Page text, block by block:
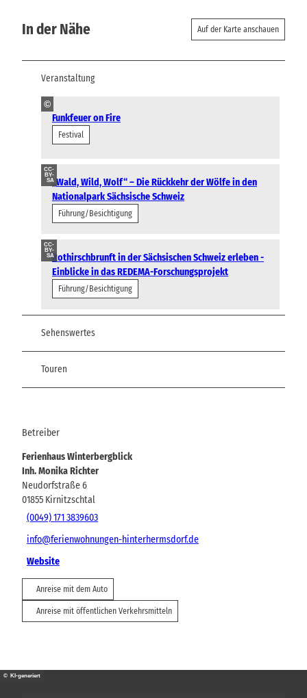
In der Nähe Auf der Karte anschauen
Veranstaltung
©
Funkfeuer on Fire
Festival
CC-
BY-
SA„Wald, Wild, Wolf“ – Die Rückkehr der Wölfe in den
Nationalpark Sächsische Schweiz
Führung/Besichtigung
CC-
BY-
SARothirschbrunft in der Sächsischen Schweiz erleben -
Einblicke in das REDEMA-Forschungsprojekt
Führung/Besichtigung
Sehenswertes
Touren
Betreiber
Ferienhaus Winterbergblick
Inh. Monika Richter
Neudorfstraße 6
01855 Kirnitzschtal
(0049) 171 3839603
info@ferienwohnungen-hinterhermsdorf.de
Website
Anreise mit dem Auto
Anreise mit öffentlichen Verkehrsmitteln
© KI-generiert